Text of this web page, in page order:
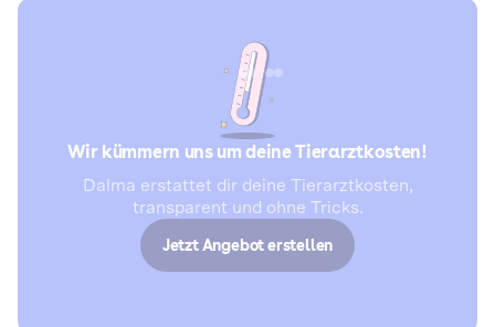
Wir kümmern uns um deine Tierarztkosten!
Dalma erstattet dir deine Tierarztkosten,
transparent und ohne Tricks.
Jetzt Angebot erstellen